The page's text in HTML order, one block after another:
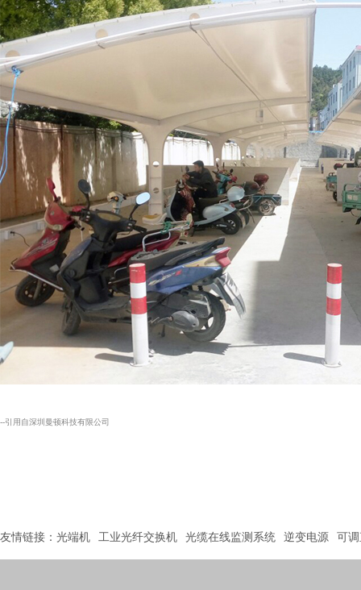
--引用自深圳曼顿科技有限公司
友情链接： 光端机 工业光纤交换机 光缆在线监测系统 逆变电源 可